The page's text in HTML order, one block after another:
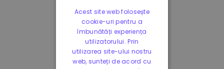
Acest site web folosește
cookie-uri pentru a
îmbunătăți experiența
utilizatorului. Prin
utilizarea site-ului nostru
web, sunteți de acord cu